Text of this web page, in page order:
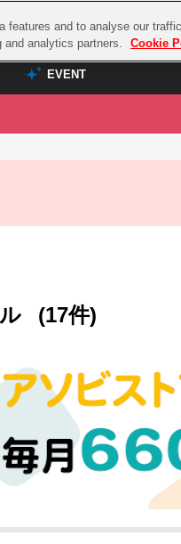
EVENT
EVENT
ASOBI
オマジック
ンボール
ラブ
(17件)
features and to analyse our
and analytics partners.
Cookie